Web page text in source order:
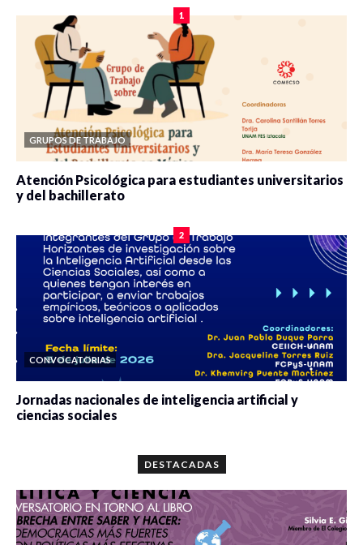
1
GRUPOS DE TRABAJO
Atención Psicológica para estudiantes universitarios
y del bachillerato
2
CONVOCATORIAS
Jornadas nacionales de inteligencia artificial y
ciencias sociales
DESTACADAS